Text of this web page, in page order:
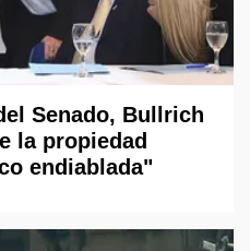
Senado, Bullrich
la propiedad
endiablada"